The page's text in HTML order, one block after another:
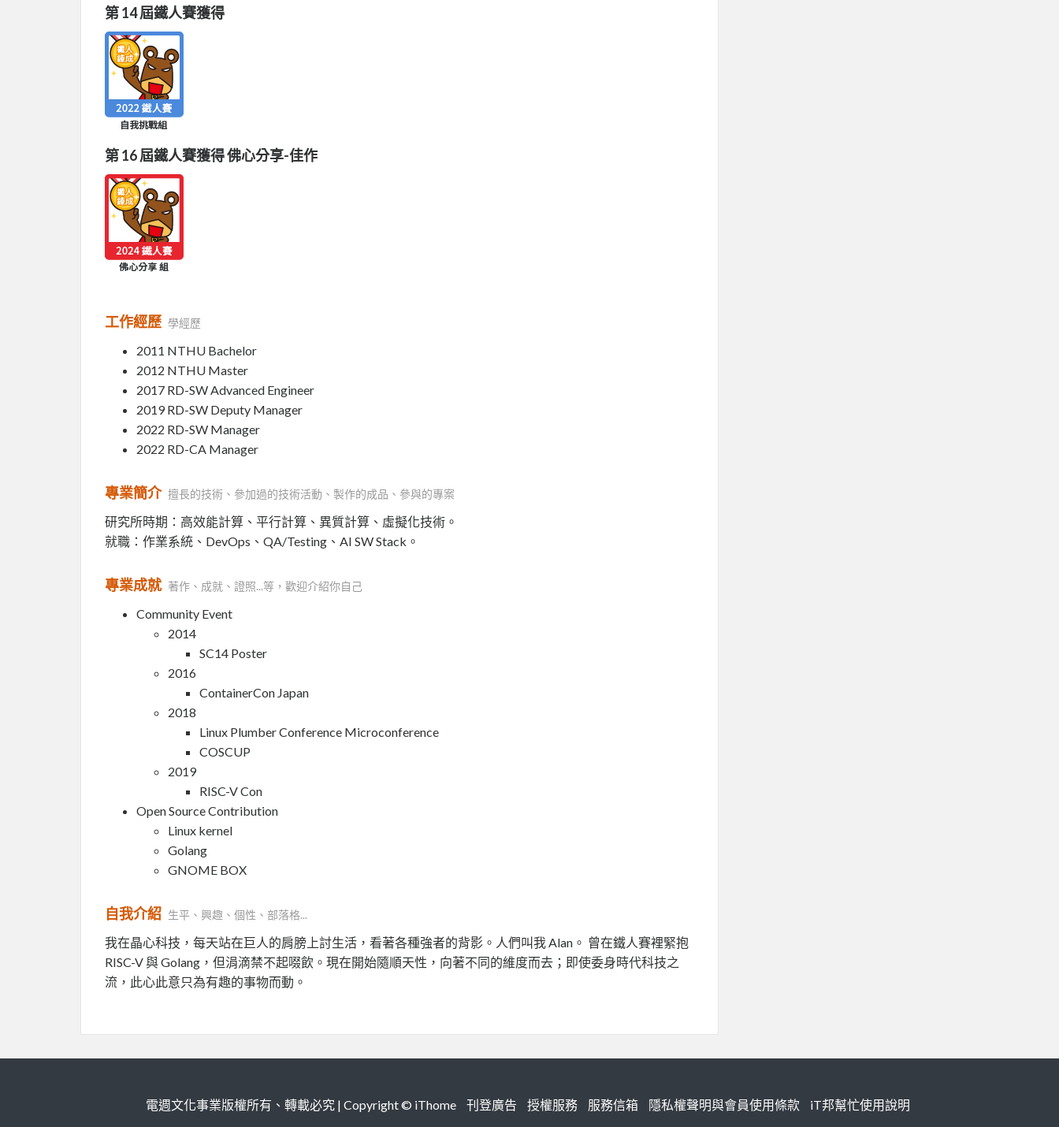
第 14 屆鐵人賽獲得
第 16 屆鐵人賽獲得 佛心分享-佳作
工作經歷 學經歷
2011 NTHU Bachelor
2012 NTHU Master
2017 RD-SW Advanced Engineer
2019 RD-SW Deputy Manager
2022 RD-SW Manager
2022 RD-CA Manager
專業簡介 擅長的技術、參加過的技術活動、製作的成品、參與的專案
研究所時期：高效能計算、平行計算、異質計算、虛擬化技術。
就職：作業系統、DevOps、QA/Testing、AI SW Stack。
專業成就 著作、成就、證照...等，歡迎介紹你自己
Community Event
2014
SC14 Poster
2016
ContainerCon Japan
2018
Linux Plumber Conference Microconference
COSCUP
2019
RISC-V Con
Open Source Contribution
Linux kernel
Golang
GNOME BOX
自我介紹 生平、興趣、個性、部落格...
我在晶心科技，每天站在巨人的肩膀上討生活，看著各種強者的背影。人們叫我 Alan。 曾在鐵人賽裡緊抱
RISC-V 與 Golang，但涓滴禁不起啜飲。現在開始隨順天性，向著不同的維度而去；即使委身時代科技之
流，此心此意只為有趣的事物而動。
電週文化事業版權所有、轉載必究 | Copyright © iThome 刊登廣告 授權服務 服務信箱 隱私權聲明與會員使用條款 iT邦幫忙使用說明